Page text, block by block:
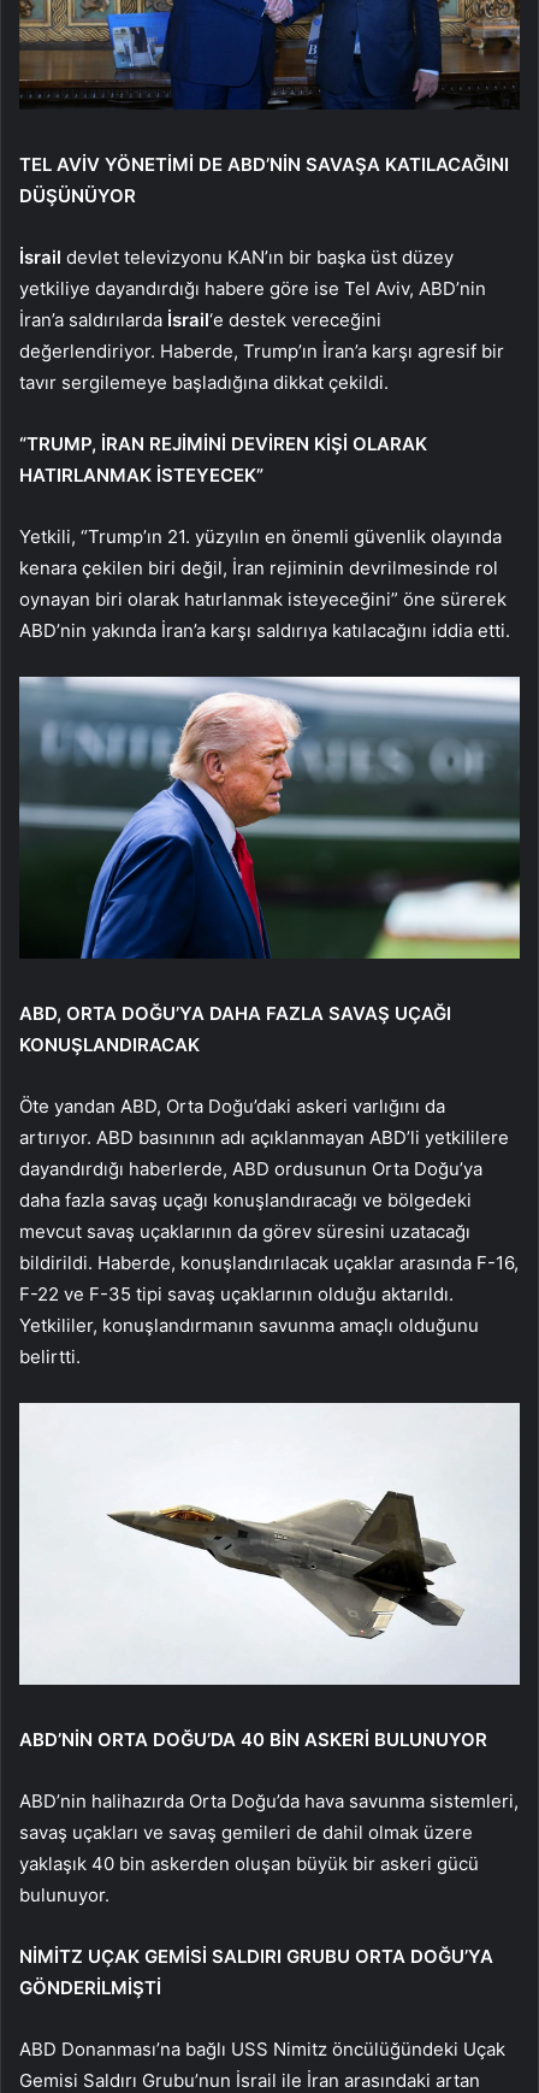
TEL AVİV YÖNETİMİ DE ABD’NİN SAVAŞA KATILACAĞINI
DÜŞÜNÜYOR
İsrail devlet televizyonu KAN’ın bir başka üst düzey
yetkiliye dayandırdığı habere göre ise Tel Aviv, ABD’nin
İran’a saldırılarda İsrail‘e destek vereceğini
değerlendiriyor. Haberde, Trump’ın İran’a karşı agresif bir
tavır sergilemeye başladığına dikkat çekildi.
“TRUMP, İRAN REJİMİNİ DEVİREN KİŞİ OLARAK
HATIRLANMAK İSTEYECEK”
Yetkili, “Trump’ın 21. yüzyılın en önemli güvenlik olayında
kenara çekilen biri değil, İran rejiminin devrilmesinde rol
oynayan biri olarak hatırlanmak isteyeceğini” öne sürerek
ABD’nin yakında İran’a karşı saldırıya katılacağını iddia etti.
ABD, ORTA DOĞU’YA DAHA FAZLA SAVAŞ UÇAĞI
KONUŞLANDIRACAK
Öte yandan ABD, Orta Doğu’daki askeri varlığını da
artırıyor. ABD basınının adı açıklanmayan ABD’li yetkililere
dayandırdığı haberlerde, ABD ordusunun Orta Doğu’ya
daha fazla savaş uçağı konuşlandıracağı ve bölgedeki
mevcut savaş uçaklarının da görev süresini uzatacağı
bildirildi. Haberde, konuşlandırılacak uçaklar arasında F-16,
F-22 ve F-35 tipi savaş uçaklarının olduğu aktarıldı.
Yetkililer, konuşlandırmanın savunma amaçlı olduğunu
belirtti.
ABD’NİN ORTA DOĞU’DA 40 BİN ASKERİ BULUNUYOR
ABD’nin halihazırda Orta Doğu’da hava savunma sistemleri,
savaş uçakları ve savaş gemileri de dahil olmak üzere
yaklaşık 40 bin askerden oluşan büyük bir askeri gücü
bulunuyor.
NİMİTZ UÇAK GEMİSİ SALDIRI GRUBU ORTA DOĞU’YA
GÖNDERİLMİŞTİ
ABD Donanması’na bağlı USS Nimitz öncülüğündeki Uçak
Gemisi Saldırı Grubu’nun İsrail ile İran arasındaki artan